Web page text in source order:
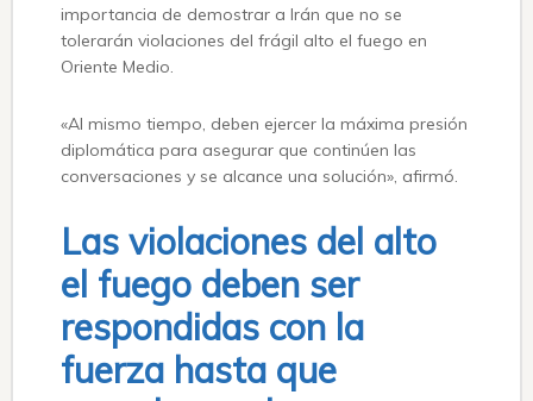
importancia de demostrar a Irán que no se
tolerarán violaciones del frágil alto el fuego en
Oriente Medio.
«Al mismo tiempo, deben ejercer la máxima presión
diplomática para asegurar que continúen las
conversaciones y se alcance una solución», afirmó.
Las violaciones del alto
el fuego deben ser
respondidas con la
fuerza hasta que